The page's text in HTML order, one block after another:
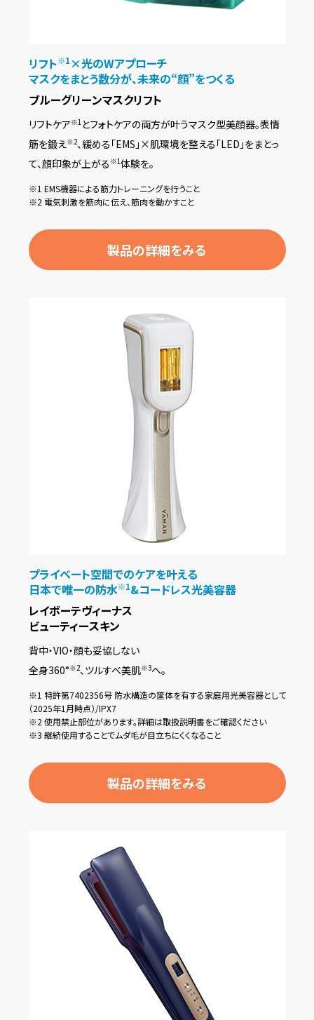
リフト※1 ×光のWアプローチ
マスクをまとう数分が、未来の“顔”をつくる
ブルーグリーンマスクリフト
リフトケア※1とフォトケアの両方が叶うマスク型美顔器。表情
筋を鍛え※2、緩める「EMS」×肌環境を整える「LED」をまとっ
て、顔印象が上がる ※1体験を。
※1 EMS機器による筋力トレーニングを行うこと
※2 電気刺激を筋肉に伝え、筋肉を動かすこと
製品の詳細をみる
プライベート空間でのケアを叶える
日本で唯一の防水※1&コードレス光美容器
レイボーテヴィーナス
ビューティースキン
背中・VIO・顔も妥協しない
全身360°※2、ツルすべ美肌※3へ。
※1 特許第7402356号 防水構造の筐体を有する家庭用光美容器として
（2025年1月時点）/IPX7
※2 使用禁止部位があります。詳細は取扱説明書をご確認ください
※3 継続使用することでムダ毛が目立ちにくくなること
製品の詳細をみる